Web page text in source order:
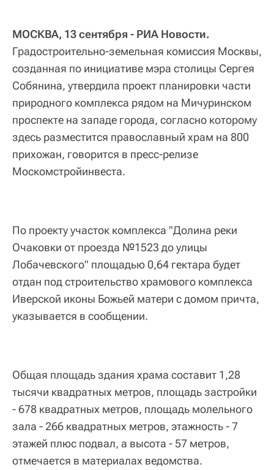
МОСКВА, 13 сентября - РИА Новости.
Градостроительно-земельная комиссия Москвы,
созданная по инициативе мэра столицы Сергея
Собянина, утвердила проект планировки части
природного комплекса рядом на Мичуринском
проспекте на западе города, согласно которому
здесь разместится православный храм на 800
прихожан, говорится в пресс-релизе
Москомстройинвеста.
По проекту участок комплекса "Долина реки
Очаковки от проезда №1523 до улицы
Лобачевского" площадью 0,64 гектара будет
отдан под строительство храмового комплекса
Иверской иконы Божьей матери с домом причта,
указывается в сообщении.
Общая площадь здания храма составит 1,28
тысячи квадратных метров, площадь застройки
- 678 квадратных метров, площадь молельного
зала - 266 квадратных метров, этажность - 7
этажей плюс подвал, а высота - 57 метров,
отмечается в материалах ведомства.